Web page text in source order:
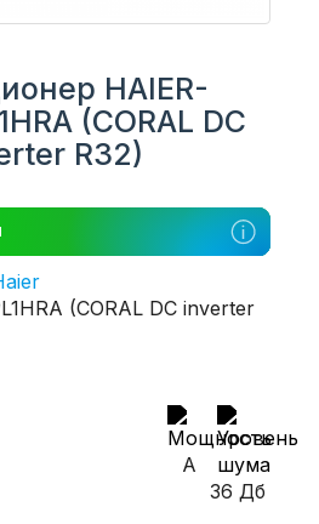
HAIER-
(CORAL DC
R32)
(CORAL DC inverter
A
36 Дб